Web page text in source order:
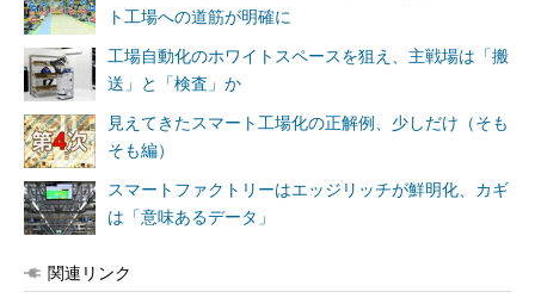
ト工場への道筋が明確に
工場自動化のホワイトスペースを狙え、主戦場は「搬
送」と「検査」か
見えてきたスマート工場化の正解例、少しだけ（そも
そも編）
スマートファクトリーはエッジリッチが鮮明化、カギ
は「意味あるデータ」
関連リンク